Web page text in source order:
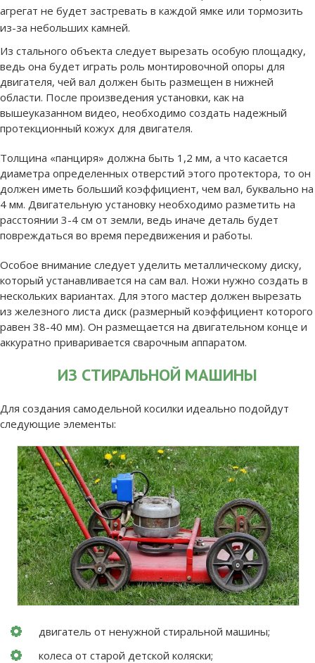
агрегат не будет застревать в каждой ямке или тормозить
из-за небольших камней.
Из стального объекта следует вырезать особую площадку,
ведь она будет играть роль монтировочной опоры для
двигателя, чей вал должен быть размещен в нижней
области. После произведения установки, как на
вышеуказанном видео, необходимо создать надежный
протекционный кожух для двигателя.
Толщина «панциря» должна быть 1,2 мм, а что касается
диаметра определенных отверстий этого протектора, то он
должен иметь больший коэффициент, чем вал, буквально на
4 мм. Двигательную установку необходимо разметить на
расстоянии 3-4 см от земли, ведь иначе деталь будет
повреждаться во время передвижения и работы.
Особое внимание следует уделить металлическому диску,
который устанавливается на сам вал. Ножи нужно создать в
нескольких вариантах. Для этого мастер должен вырезать
из железного листа диск (размерный коэффициент которого
равен 38-40 мм). Он размещается на двигательном конце и
аккуратно приваривается сварочным аппаратом.
ИЗ СТИРАЛЬНОЙ МАШИНЫ
Для создания самодельной косилки идеально подойдут
следующие элементы:
двигатель от ненужной стиральной машины;
колеса от старой детской коляски;